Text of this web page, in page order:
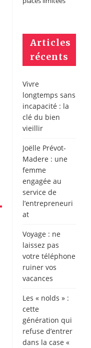
Articles
récents
Vivre
longtemps sans
incapacité : la
clé du bien
vieillir
Joëlle Prévot-
Madere : une
femme
engagée au
service de
l’entrepreneuri
at
Voyage : ne
laissez pas
votre téléphone
ruiner vos
vacances
Les « nolds » :
cette
génération qui
refuse d’entrer
dans la case «